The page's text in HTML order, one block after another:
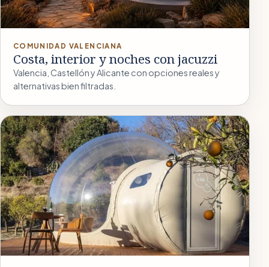
COMUNIDAD VALENCIANA
Costa, interior y noches con jacuzzi
Valencia, Castellón y Alicante con opciones reales y
alternativas bien filtradas.